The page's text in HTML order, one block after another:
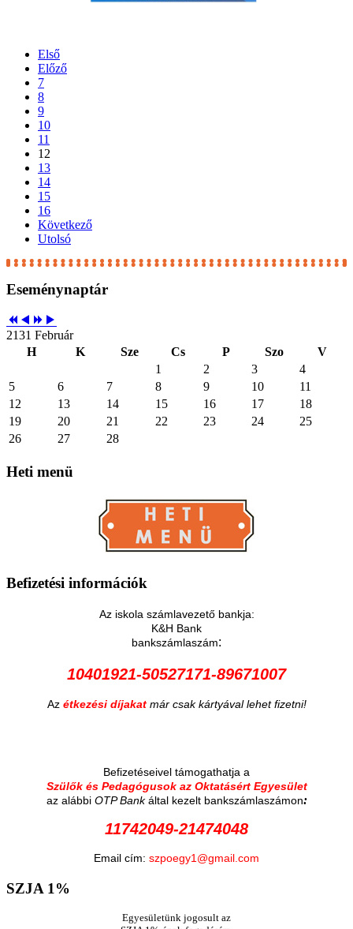
Első
Előző
7
8
9
10
11
12
13
14
15
16
Következő
Utolsó
Eseménynaptár
2131 Február
H
K Sze Cs P Szo
V
1
2 3
4
5
6 7 8 9 10
11
12
13 14 15 16 17
18
19
20 21 22 23 24
25
26
27 28
Heti menü
Befizetési információk
Az iskola számlavezető bankja:
K&H Bank
bankszámlaszám:
10401921-50527171-89671007
Az étkezési díjakat már csak kártyával lehet fizetni!
Befizetéseivel támogathatja a
Szülők és Pedagógusok az Oktatásért Egyesület
az alábbi OTP Bankáltal kezelt bankszámlaszámon:
11742049-21474048
Email cím: szpoegy1@gmail.com
SZJA 1%
Egyesületünk jogosult az